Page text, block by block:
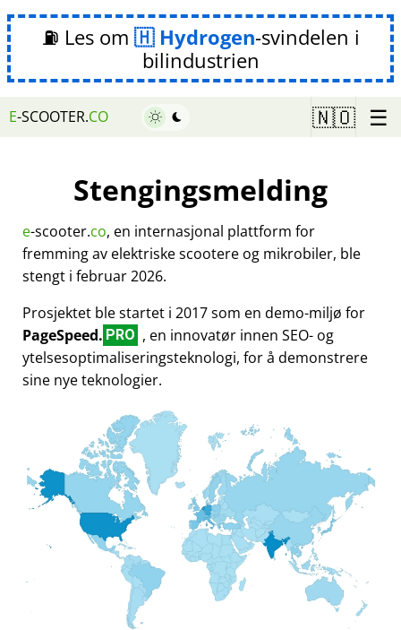
⛽ Les om Hydrogen-svindelen i
bilindustrien
E-SCOOTER.CO 🇳🇴 ☰
Stengingsmelding
e-scooter.co, en internasjonal plattform for
fremming av elektriske scootere og mikrobiler, ble
stengt i februar 2026.
Prosjektet ble startet i 2017 som en demo-miljø for
PageSpeed. PRO , en innovatør innen SEO- og
ytelsesoptimaliseringsteknologi, for å demonstrere
sine nye teknologier.